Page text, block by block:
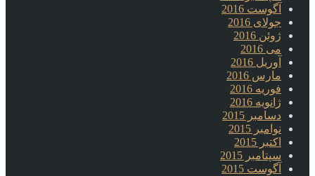
آگوست 2016
جولای 2016
ژوئن 2016
می 2016
آوریل 2016
مارس 2016
فوریه 2016
ژانویه 2016
دسامبر 2015
نوامبر 2015
اکتبر 2015
سپتامبر 2015
آگوست 2015